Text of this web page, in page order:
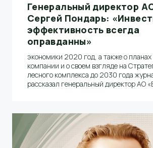
Генеральный директор
Сергей Пондарь:
эффективность всегда
оправданны»
экономики 2020 год, а также о планах
компании и о своем взгляде на
лесного комплекса до 2030 года
рассказал генеральный директор АО